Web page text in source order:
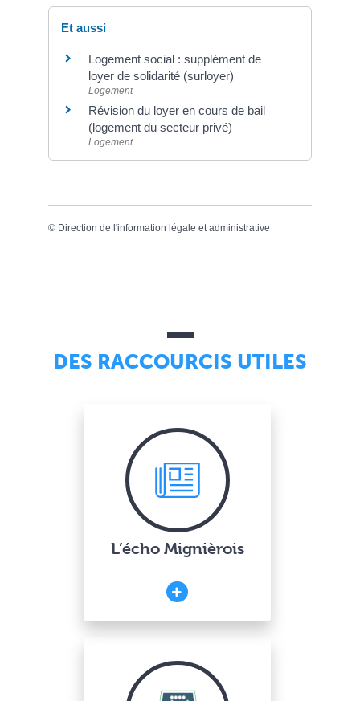
Et aussi
Logement social : supplément de
loyer de solidarité (surloyer)
Logement
Révision du loyer en cours de bail
(logement du secteur privé)
Logement
© Direction de l'information légale et administrative
DES RACCOURCIS UTILES
L’écho Mignièrois